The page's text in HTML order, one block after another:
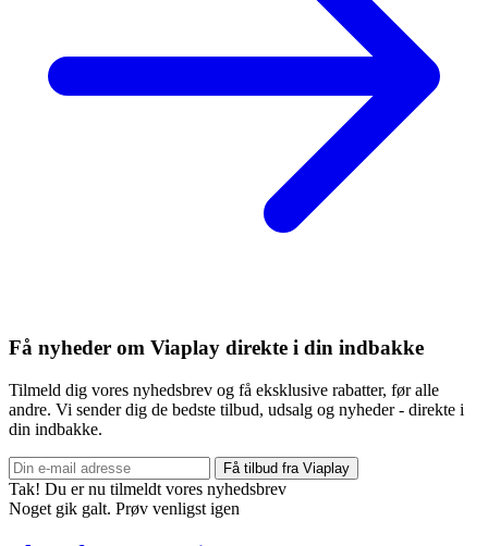
Få nyheder om Viaplay direkte i din indbakke
Tilmeld dig vores nyhedsbrev og få eksklusive rabatter, før alle
andre. Vi sender dig de bedste tilbud, udsalg og nyheder - direkte i
din indbakke.
Få tilbud fra Viaplay
Tak! Du er nu tilmeldt vores nyhedsbrev
Noget gik galt. Prøv venligst igen